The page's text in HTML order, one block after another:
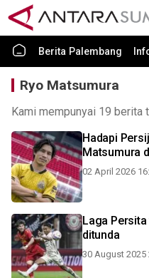
Berita Palembang
Ryo Matsumura
Kami mempunyai 19 berita
Hadapi
Matsumura
02 April 2026
Laga
ditunda
30 August 2025